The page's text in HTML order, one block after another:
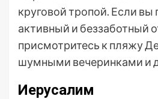
круговой тропой. Если вы
активный и беззаботный
присмотритесь к пляжу
шумными вечеринками и
Иерусалим